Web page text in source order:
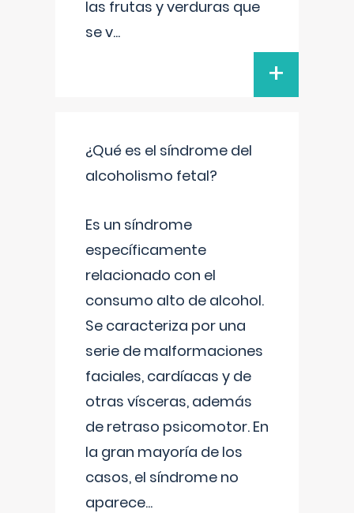
las frutas y verduras que
se v...
+
¿Qué es el síndrome del
alcoholismo fetal?
Es un síndrome
específicamente
relacionado con el
consumo alto de alcohol.
Se caracteriza por una
serie de malformaciones
faciales, cardíacas y de
otras vísceras, además
de retraso psicomotor. En
la gran mayoría de los
casos, el síndrome no
aparece...